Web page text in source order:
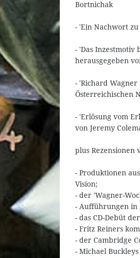
Bortnichak
- 'Ein Nachwort
- 'Das Inzestmotiv
herausgegeben
- 'Richard
Österreichischen
- 'Erlösung vom
von Jeremy
plus Rezensionen
- Produktionen
Vision;
- der 'Wagner-
- Aufführungen in
- das CD-Debüt
- Fritz Reiners
- der Cambridge
- Michael